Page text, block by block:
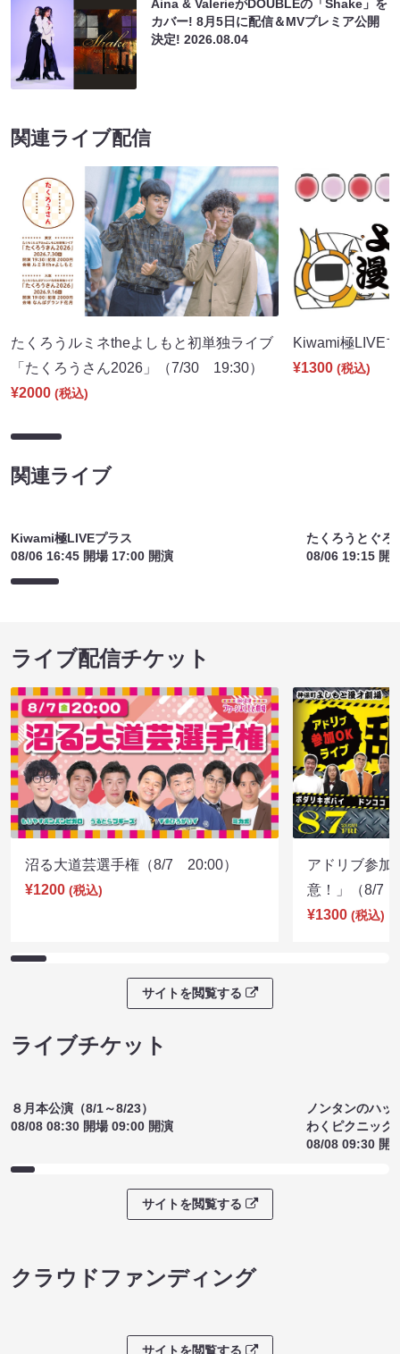
Aina & ValerieがDOUBLEの「Shake」を
カバー! 8月5日に配信＆MVプレミア公開
決定!2026.08.04
関連ライブ配信
たくろうルミネtheよしもと初単独ライブ
「たくろうさん2026」（7/30 19:30）
¥2000 (税込)
Kiwami極LIVE
¥1300 (税込)
関連ライブ
Kiwami極LIVEプラス
08/06 16:45 開場 17:00 開演
たくろうとぐろ
08/06 19:15 開
ライブ配信チケット
沼る大道芸選手権（8/7 20:00）
¥1200 (税込)
アドリブ参加
意！」（8/7
¥1300 (税込)
サイトを閲覧する
ライブチケット
８月本公演（8/1～8/23）
08/08 08:30 開場 09:00 開演
ノンタンのハッ
わくピクニック
08/08 09:30 開
サイトを閲覧する
クラウドファンディング
サイトを閲覧する